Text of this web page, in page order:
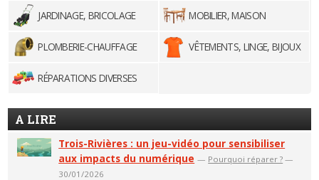
JARDINAGE, BRICOLAGE
MOBILIER, MAISON
PLOMBERIE-CHAUFFAGE VÊTEMENTS, LINGE, BIJOUX
RÉPARATIONS DIVERSES
A LIRE
Trois-Rivières : un jeu-vidéo pour sensibiliser
aux impacts du numérique — Pourquoi réparer ? —
30/01/2026